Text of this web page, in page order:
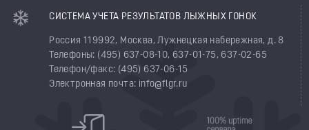
СИСТЕМА УЧЕТА РЕЗУЛЬТАТОВ ЛЫЖНЫХ ГОНОК
Россия 119992, Москва, Лужнецкая набережная, д. 8
Телефоны: (495) 637-08-10, 637-01-75, 637-02-65
Телефон/факс: (495) 637-06-15
Электронная почта: info@flgr.ru